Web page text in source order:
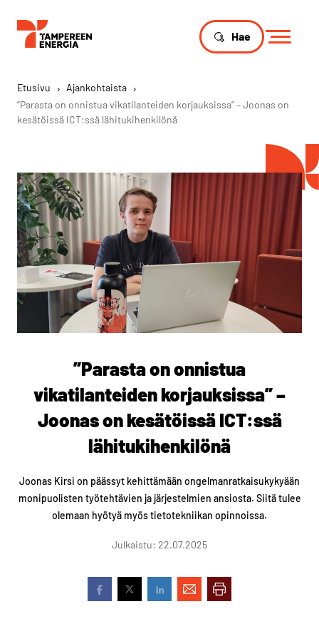
Hae
Etusivu › Ajankohtaista ›
”Parasta on onnistua vikatilanteiden korjauksissa” – Joonas on
kesätöissä ICT:ssä lähitukihenkilönä
”Parasta on onnistua
vikatilanteiden korjauksissa” –
Joonas on kesätöissä ICT:ssä
lähitukihenkilönä
Joonas Kirsi on päässyt kehittämään ongelmanratkaisukykyään
monipuolisten työtehtävien ja järjestelmien ansiosta. Siitä tulee
olemaan hyötyä myös tietotekniikan opinnoissa.
Julkaistu: 22.07.2025